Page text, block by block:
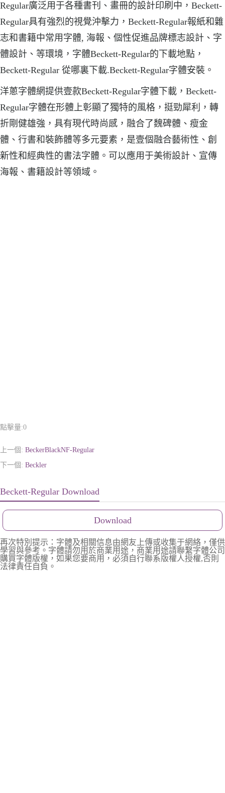
Regular廣泛用于各種書刊、畫冊的設計印刷中，Beckett-
Regular具有強烈的視覺沖擊力，Beckett-Regular報紙和雜
志和書籍中常用字體, 海報、個性促進品牌標志設計、字
體設計、等環境，字體Beckett-Regular的下載地點，
Beckett-Regular 從哪裏下載.Beckett-Regular字體安裝。
洋蔥字體網提供壹款Beckett-Regular字體下載，Beckett-
Regular字體在形體上彰顯了獨特的風格，挺勁犀利，轉
折剛健雄強，具有現代時尚感，融合了魏碑體、瘦金
體、行書和裝飾體等多元要素，是壹個融合藝術性、創
新性和經典性的書法字體。可以應用于美術設計、宣傳
海報、書籍設計等領域。
點擊量:0
上一個: BeckerBlackNF-Regular
下一個: Beckler
Beckett-Regular Download
Download
再次特別提示：字體及相關信息由網友上傳或收集于網絡，僅供
學習與參考。字體請勿用於商業用途，商業用途請聯繫字體公司
購買字體版權，如果您要商用，必須自行聯系版權人授權,否則
法律責任自負。